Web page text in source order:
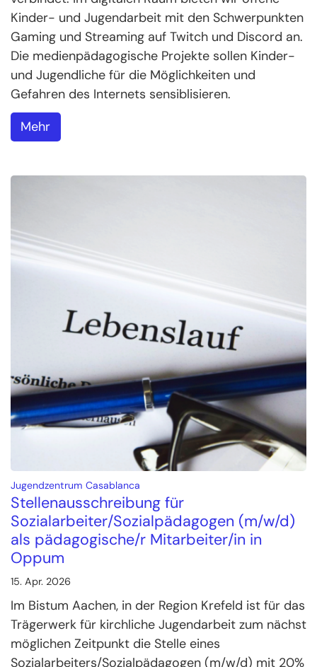
Kinder- und Jugendarbeit mit den Schwerpunkten
Gaming und Streaming auf Twitch und Discord an.
Die medienpädagogische Projekte sollen Kinder-
und Jugendliche für die Möglichkeiten und
Gefahren des Internets sensiblisieren.
Mehr
Jugendzentrum Casablanca
Stellenausschreibung für
Sozialarbeiter/Sozialpädagogen (m/w/d)
als pädagogische/r Mitarbeiter/in in
Oppum
15. Apr. 2026
Im Bistum Aachen, in der Region Krefeld ist für das
Trägerwerk für kirchliche Jugendarbeit zum nächst
möglichen Zeitpunkt die Stelle eines
Sozialarbeiters/Sozialpädagogen (m/w/d) mit 20%